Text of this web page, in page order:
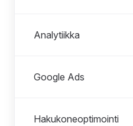
Analytiikka
Google Ads
Hakukoneoptimointi